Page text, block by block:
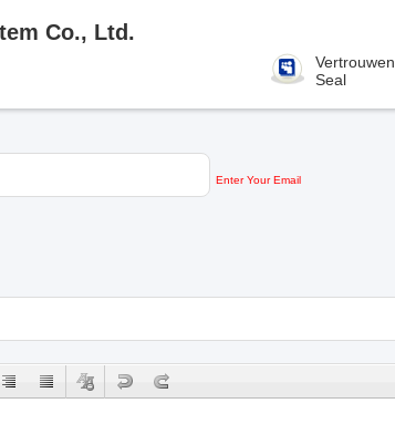
Co., Ltd.
Vertrouwen
Seal
Enter Your Email